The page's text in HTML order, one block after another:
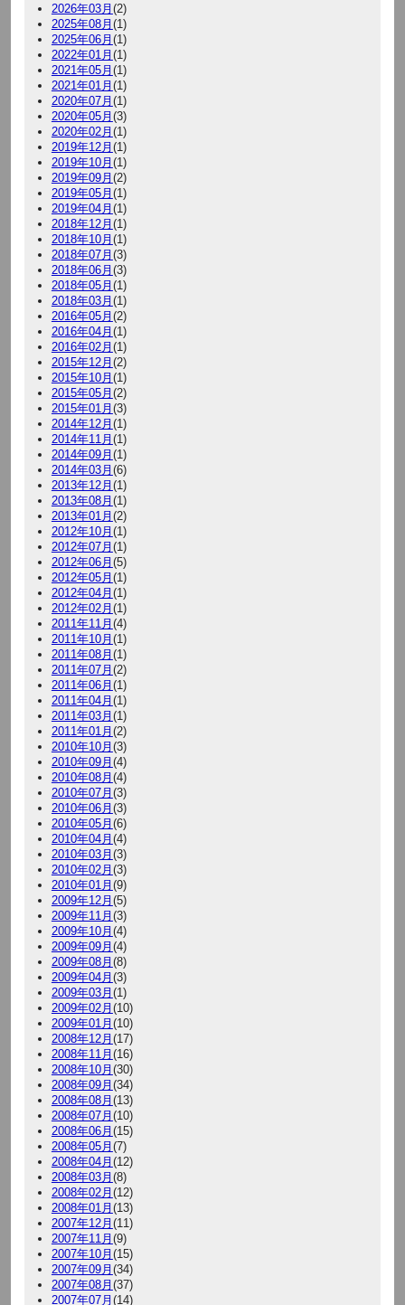
2026年03月(2)
2025年08月(1)
2025年06月(1)
2022年01月(1)
2021年05月(1)
2021年01月(1)
2020年07月(1)
2020年05月(3)
2020年02月(1)
2019年12月(1)
2019年10月(1)
2019年09月(2)
2019年05月(1)
2019年04月(1)
2018年12月(1)
2018年10月(1)
2018年07月(3)
2018年06月(3)
2018年05月(1)
2018年03月(1)
2016年05月(2)
2016年04月(1)
2016年02月(1)
2015年12月(2)
2015年10月(1)
2015年05月(2)
2015年01月(3)
2014年12月(1)
2014年11月(1)
2014年09月(1)
2014年03月(6)
2013年12月(1)
2013年08月(1)
2013年01月(2)
2012年10月(1)
2012年07月(1)
2012年06月(5)
2012年05月(1)
2012年04月(1)
2012年02月(1)
2011年11月(4)
2011年10月(1)
2011年08月(1)
2011年07月(2)
2011年06月(1)
2011年04月(1)
2011年03月(1)
2011年01月(2)
2010年10月(3)
2010年09月(4)
2010年08月(4)
2010年07月(3)
2010年06月(3)
2010年05月(6)
2010年04月(4)
2010年03月(3)
2010年02月(3)
2010年01月(9)
2009年12月(5)
2009年11月(3)
2009年10月(4)
2009年09月(4)
2009年08月(8)
2009年04月(3)
2009年03月(1)
2009年02月(10)
2009年01月(10)
2008年12月(17)
2008年11月(16)
2008年10月(30)
2008年09月(34)
2008年08月(13)
2008年07月(10)
2008年06月(15)
2008年05月(7)
2008年04月(12)
2008年03月(8)
2008年02月(12)
2008年01月(13)
2007年12月(11)
2007年11月(9)
2007年10月(15)
2007年09月(34)
2007年08月(37)
2007年07月(14)